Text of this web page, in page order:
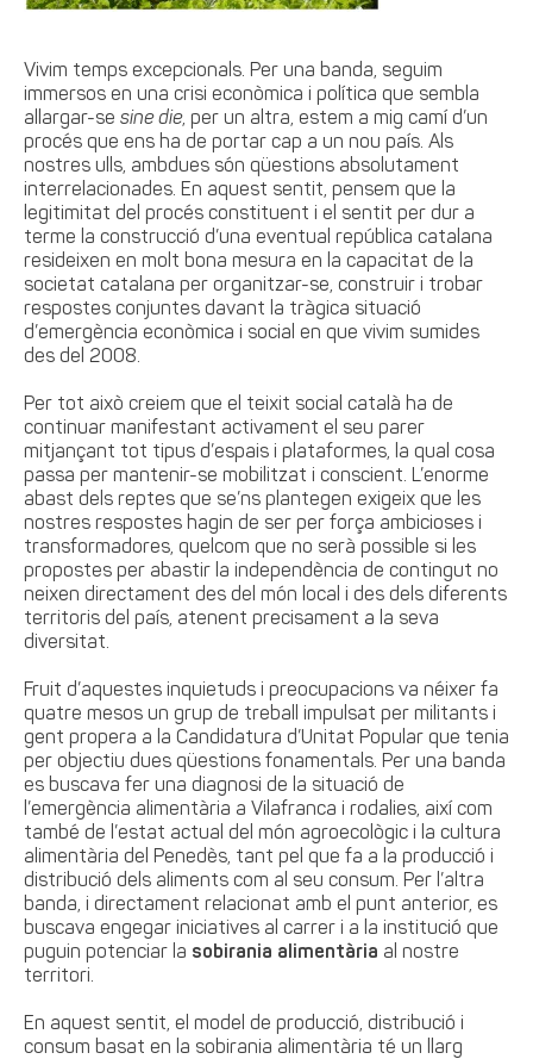
Vivim temps excepcionals. Per una banda, seguim
immersos en una crisi econòmica i política que sembla
allargar-se sine die, per un altra, estem a mig camí d’un
procés que ens ha de portar cap a un nou país. Als
nostres ulls, ambdues són qüestions absolutament
interrelacionades. En aquest sentit, pensem que la
legitimitat del procés constituent i el sentit per dur a
terme la construcció d’una eventual república catalana
resideixen en molt bona mesura en la capacitat de la
societat catalana per organitzar-se, construir i trobar
respostes conjuntes davant la tràgica situació
d’emergència econòmica i social en que vivim sumides
des del 2008.
Per tot això creiem que el teixit social català ha de
continuar manifestant activament el seu parer
mitjançant tot tipus d’espais i plataformes, la qual cosa
passa per mantenir-se mobilitzat i conscient. L’enorme
abast dels reptes que se’ns plantegen exigeix que les
nostres respostes hagin de ser per força ambicioses i
transformadores, quelcom que no serà possible si les
propostes per abastir la independència de contingut no
neixen directament des del món local i des dels diferents
territoris del país, atenent precisament a la seva
diversitat.
Fruit d’aquestes inquietuds i preocupacions va néixer fa
quatre mesos un grup de treball impulsat per militants i
gent propera a la Candidatura d’Unitat Popular que tenia
per objectiu dues qüestions fonamentals. Per una banda
es buscava fer una diagnosi de la situació de
l’emergència alimentària a Vilafranca i rodalies, així com
també de l’estat actual del món agroecològic i la cultura
alimentària del Penedès, tant pel que fa a la producció i
distribució dels aliments com al seu consum. Per l’altra
banda, i directament relacionat amb el punt anterior, es
buscava engegar iniciatives al carrer i a la institució que
puguin potenciar la sobirania alimentària al nostre
territori.
En aquest sentit, el model de producció, distribució i
consum basat en la sobirania alimentària té un llarg